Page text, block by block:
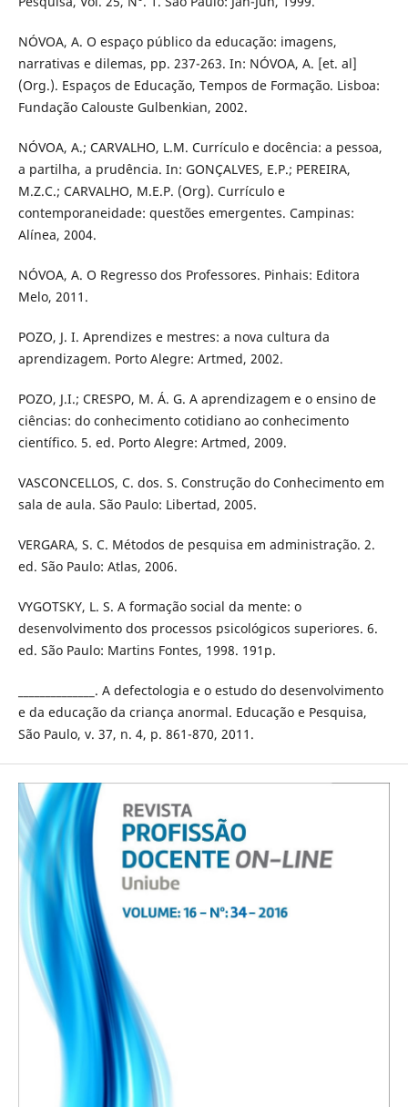
NÓVOA, A. O espaço público da educação: imagens,
narrativas e dilemas, pp. 237-263. In: NÓVOA, A. [et. al]
(Org.). Espaços de Educação, Tempos de Formação. Lisboa:
Fundação Calouste Gulbenkian, 2002.
NÓVOA, A.; CARVALHO, L.M. Currículo e docência: a pessoa,
a partilha, a prudência. In: GONÇALVES, E.P.; PEREIRA,
M.Z.C.; CARVALHO, M.E.P. (Org). Currículo e
contemporaneidade: questões emergentes. Campinas:
Alínea, 2004.
NÓVOA, A. O Regresso dos Professores. Pinhais: Editora
Melo, 2011.
POZO, J. I. Aprendizes e mestres: a nova cultura da
aprendizagem. Porto Alegre: Artmed, 2002.
POZO, J.I.; CRESPO, M. Á. G. A aprendizagem e o ensino de
ciências: do conhecimento cotidiano ao conhecimento
científico. 5. ed. Porto Alegre: Artmed, 2009.
VASCONCELLOS, C. dos. S. Construção do Conhecimento em
sala de aula. São Paulo: Libertad, 2005.
VERGARA, S. C. Métodos de pesquisa em administração. 2.
ed. São Paulo: Atlas, 2006.
VYGOTSKY, L. S. A formação social da mente: o
desenvolvimento dos processos psicológicos superiores. 6.
ed. São Paulo: Martins Fontes, 1998. 191p.
______________. A defectologia e o estudo do desenvolvimento
e da educação da criança anormal. Educação e Pesquisa,
São Paulo, v. 37, n. 4, p. 861-870, 2011.